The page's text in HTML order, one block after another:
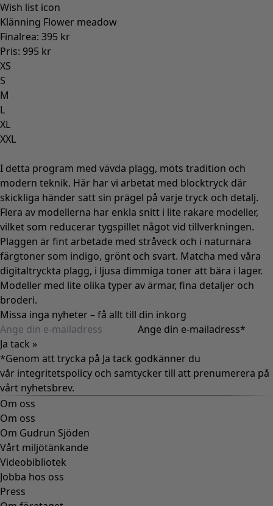
Wish list icon
Klänning Flower meadow
Finalrea: 395 kr
Pris: 995 kr
XS
S
M
L
XL
XXL
I detta program med vävda plagg, möts tradition och
modern teknik. Här har vi arbetat med blocktryck där
skickliga händer satt sin prägel på varje tryck och detalj.
Flera av modellerna har enkla snitt i lite rakare modeller,
vilket som reducerar tygspillet något vid tillverkningen.
Plaggen är fint arbetade med stråveck och i naturnära
färgtoner som indigo, grönt och svart. Matcha med våra
digitaltryckta plagg, i ljusa dimmiga toner att bära i lager.
Modeller med lite olika typer av ärmar, fina detaljer och
broderi.
Missa inga nyheter – få allt till din inkorg
Ange din e-mailadress*
Ja tack »
*Genom att trycka på Ja tack godkänner du
vår integritetspolicy och samtycker till att prenumerera på
vårt nyhetsbrev.
Om oss
Om oss
Om Gudrun Sjöden
Vårt miljötänkande
Videobibliotek
Jobba hos oss
Press